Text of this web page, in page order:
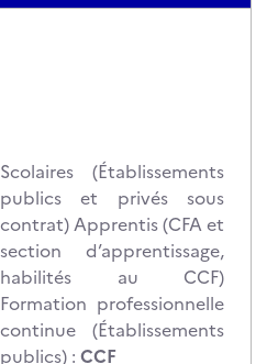
Scolaires (Établissements
publics et privés sous
contrat) Apprentis (CFA et
section d’apprentissage,
habilités au CCF)
Formation professionnelle
continue (Établissements
publics) : CCF